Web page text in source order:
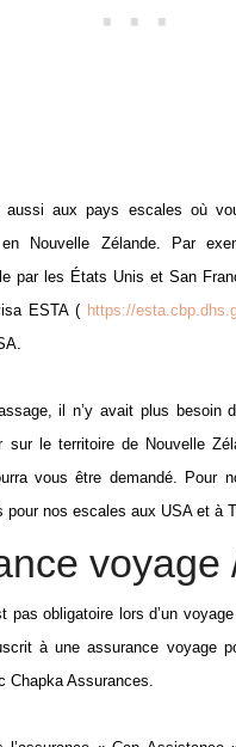
aussi aux pays escales où
en Nouvelle Zélande. Par
par les États Unis et San
ESTA ( https://
il n’y avait plus besoin
sur le territoire de Nouvelle
vous être demandé. Pour
pour nos escales aux USA et à
voyage
pas obligatoire lors d’un
à une assurance voyage
Chapka Assurances.